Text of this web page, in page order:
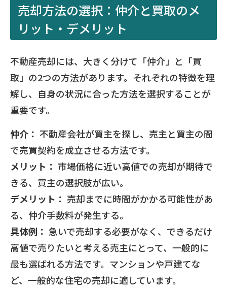
売却方法の選択：仲介と買取のメ
リット・デメリット
不動産売却には、大きく分けて「仲介」と「買
取」の2つの方法があります。それぞれの特徴を理
解し、自身の状況に合った方法を選択することが
重要です。
仲介： 不動産会社が買主を探し、売主と買主の間
で売買契約を成立させる方法です。
メリット： 市場価格に近い高値での売却が期待で
きる、買主の選択肢が広い。
デメリット： 売却までに時間がかかる可能性があ
る、仲介手数料が発生する。
具体例： 急いで売却する必要がなく、できるだけ
高値で売りたいと考える売主にとって、一般的に
最も選ばれる方法です。マンションや戸建てな
ど、一般的な住宅の売却に適しています。